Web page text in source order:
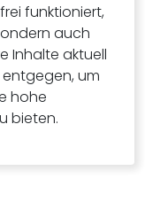
funktioniert,
auch
Inhalte aktuell
um
hohe
bieten.